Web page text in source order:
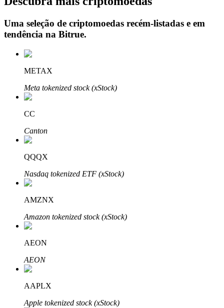
Aprenda como ganhar renda passiva
Bitrue
Parceiros Bitrue
Uma seleção de criptomoedas recém-listadas e em
tendência na Bitrue.
METAX
Meta tokenized stock (xStock)
CC
Canton
QQQX
Nasdaq tokenized ETF (xStock)
AMZNX
Amazon tokenized stock (xStock)
AEON
AEON
AAPLX
Apple tokenized stock (xStock)